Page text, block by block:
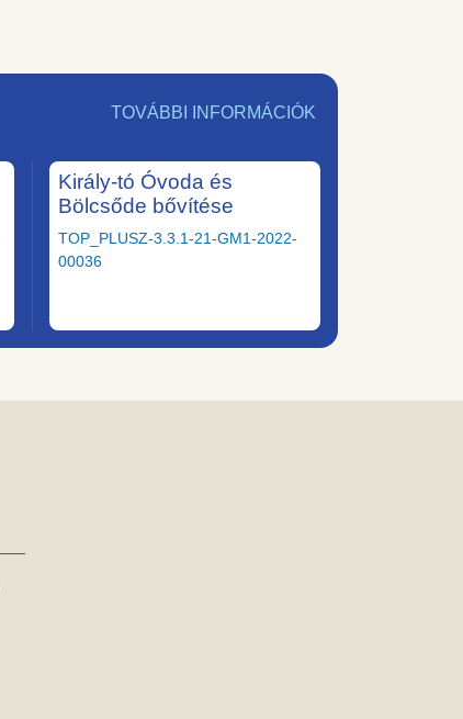
TOVÁBBI INFORMÁCIÓK
Király-tó Óvoda és
Bölcsőde bővítése
TOP_PLUSZ-3.3.1-21-GM1-2022-
00036